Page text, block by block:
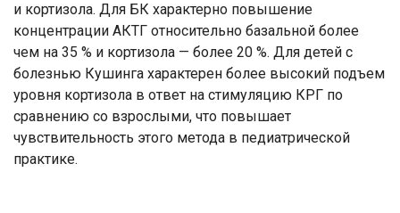
и кортизола. Для БК характерно повышение
концентрации АКТГ относительно базальной более
чем на 35 % и кортизола — более 20 %. Для детей с
болезнью Кушинга характерен более высокий подъем
уровня кортизола в ответ на стимуляцию КРГ по
сравнению со взрослыми, что повышает
чувствительность этого метода в педиатрической
практике.